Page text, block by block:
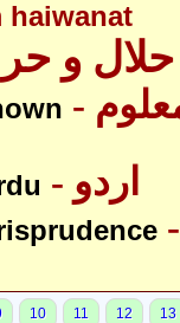
haiwanat
حلال و
معلوم
- اردو
10 11 12
13